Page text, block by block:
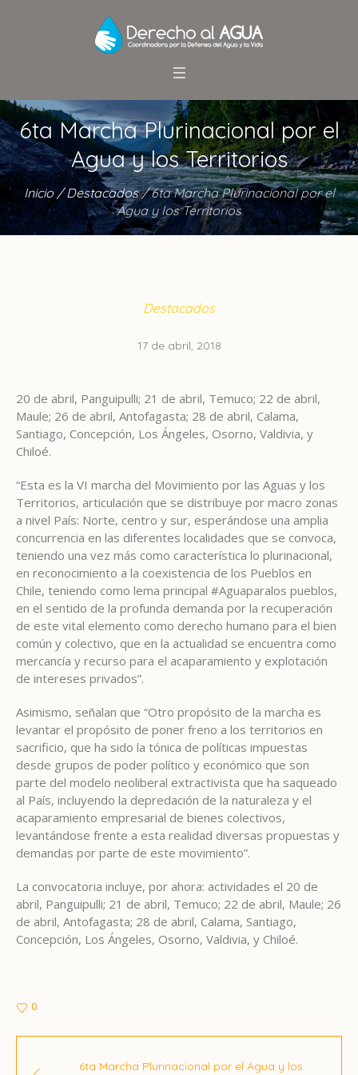
6ta Marcha Plurinacional por el
Agua y los Territorios
Inicio /Destacados /6ta Marcha Plurinacional por el
Agua y los Territorios
Destacados
17 de abril, 2018
20 de abril, Panguipulli; 21 de abril, Temuco; 22 de abril,
Maule; 26 de abril, Antofagasta; 28 de abril, Calama,
Santiago, Concepción, Los Ángeles, Osorno, Valdivia, y
Chiloé.
“Esta es la VI marcha del Movimiento por las Aguas y los
Territorios, articulación que se distribuye por macro zonas
a nivel País: Norte, centro y sur, esperándose una amplia
concurrencia en las diferentes localidades que se convoca,
teniendo una vez más como característica lo plurinacional,
en reconocimiento a la coexistencia de los Pueblos en
Chile, teniendo como lema principal #Aguaparalos pueblos,
en el sentido de la profunda demanda por la recuperación
de este vital elemento como derecho humano para el bien
común y colectivo, que en la actualidad se encuentra como
mercancía y recurso para el acaparamiento y explotación
de intereses privados”.
Asimismo, señalan que “Otro propósito de la marcha es
levantar el propósito de poner freno a los territorios en
sacrificio, que ha sido la tónica de políticas impuestas
desde grupos de poder político y económico que son
parte del modelo neoliberal extractivista que ha saqueado
al País, incluyendo la depredación de la naturaleza y el
acaparamiento empresarial de bienes colectivos,
levantándose frente a esta realidad diversas propuestas y
demandas por parte de este movimiento”.
La convocatoria incluye, por ahora: actividades el 20 de
abril, Panguipulli; 21 de abril, Temuco; 22 de abril, Maule; 26
de abril, Antofagasta; 28 de abril, Calama, Santiago,
Concepción, Los Ángeles, Osorno, Valdivia, y Chiloé.
0
6ta Marcha Plurinacional por el Agua y los